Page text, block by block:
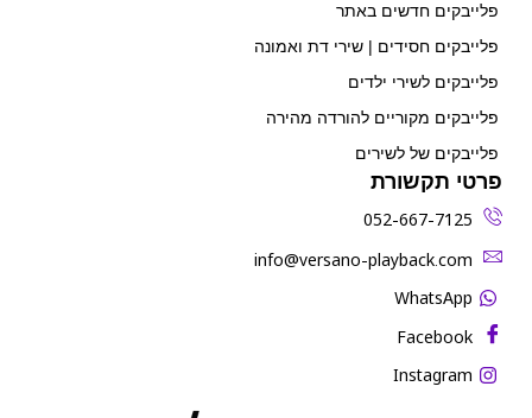
פלייבקים חדשים באתר
פלייבקים חסידים | שירי דת ואמונה
פלייבקים לשירי ילדים
פלייבקים מקוריים להורדה מהירה
פלייבקים של לשירים
פרטי תקשורת
052-667-7125
‫info@versano-playback.com‬
WhatsApp
Facebook
Instagram